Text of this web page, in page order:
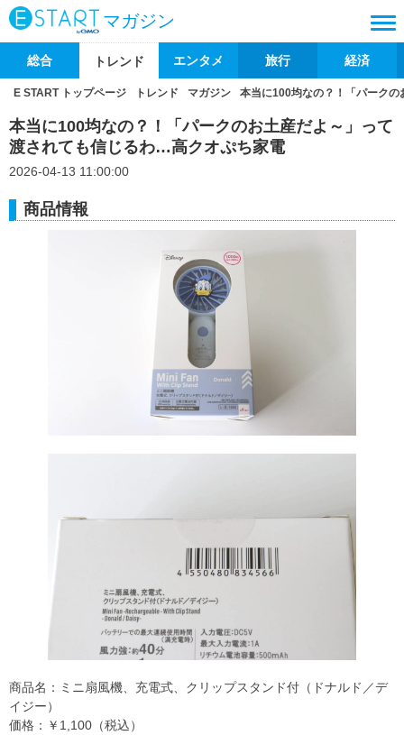
マガジン
総合 トレンド エンタメ 旅行 経済
E START トップページ トレンド マガジン 本当に100均なの？！「パーク
本当に100均なの？！「パークのお土産だよ～」って
渡されても信じるわ…高クオぷち家電
2026-04-13 11:00:00
商品情報
商品名：ミニ扇風機、充電式、クリップスタンド付（ドナルド／デ
イジー）
価格：￥1,100（税込）